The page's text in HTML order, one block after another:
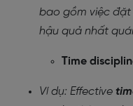
bao gồm việc đặt
hậu quả nhất
Time
Ví dụ: Effective